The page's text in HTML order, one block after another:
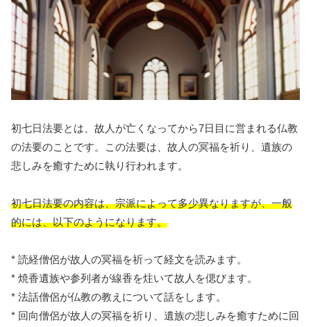
初七日法要とは、故人が亡くなってから7日目に営まれる仏教
の法要のことです。この法要は、故人の冥福を祈り、遺族の
悲しみを癒すために執り行われます。
初七日法要の内容は、宗派によって多少異なりますが、一般
的には、以下のようになります。
* 読経僧侶が故人の冥福を祈って経文を読みます。
* 焼香遺族や参列者が線香を炷いて故人を偲びます。
* 法話僧侶が仏教の教えについて話をします。
* 回向僧侶が故人の冥福を祈り、遺族の悲しみを癒すために回